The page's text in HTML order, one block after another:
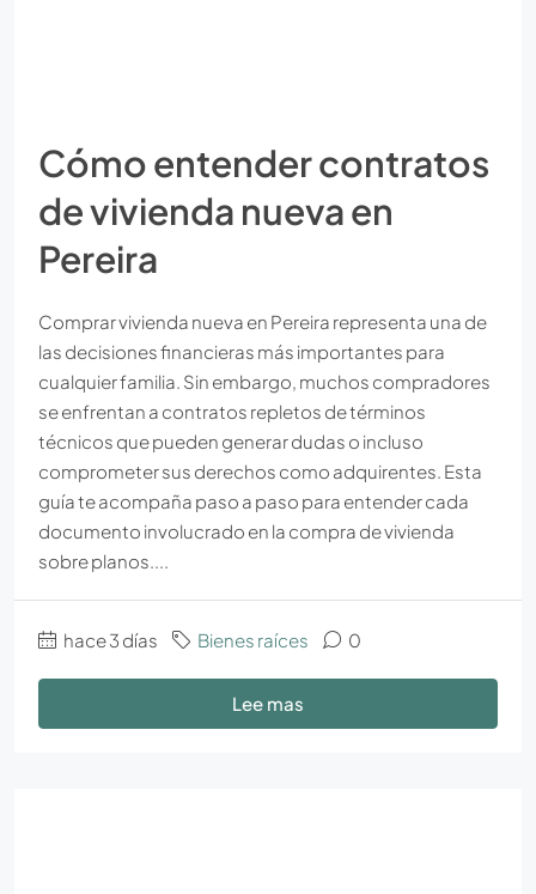
Cómo entender contratos
de vivienda nueva en
Pereira
Comprar vivienda nueva en Pereira representa una de
las decisiones financieras más importantes para
cualquier familia. Sin embargo, muchos compradores
se enfrentan a contratos repletos de términos
técnicos que pueden generar dudas o incluso
comprometer sus derechos como adquirentes. Esta
guía te acompaña paso a paso para entender cada
documento involucrado en la compra de vivienda
sobre planos....
hace 3 días Bienes raíces 0
Lee mas